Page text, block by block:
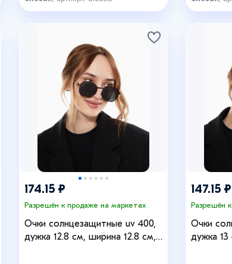
174.15 ₽
Разрешён к продаже на маркетах
Очки солнцезащитные uv 400,
дужка 12.8 см, ширина 12.8 см,
147.15 ₽
Разрешён
Очки
дужка 13